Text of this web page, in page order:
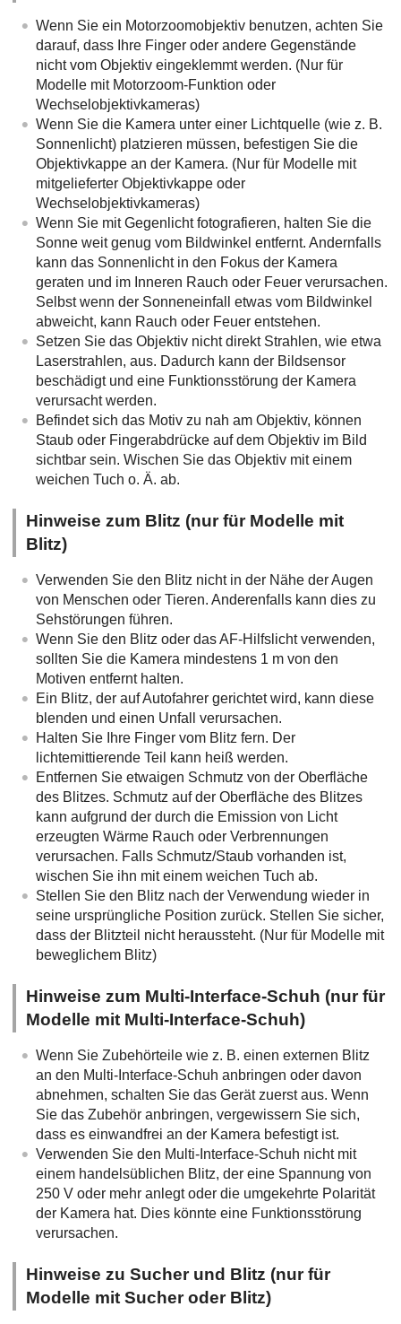
Wenn Sie ein Motorzoomobjektiv benutzen, achten Sie
darauf, dass Ihre Finger oder andere Gegenstände
nicht vom Objektiv eingeklemmt werden. (Nur für
Modelle mit Motorzoom-Funktion oder
Wechselobjektivkameras)
Wenn Sie die Kamera unter einer Lichtquelle (wie z. B.
Sonnenlicht) platzieren müssen, befestigen Sie die
Objektivkappe an der Kamera. (Nur für Modelle mit
mitgelieferter Objektivkappe oder
Wechselobjektivkameras)
Wenn Sie mit Gegenlicht fotografieren, halten Sie die
Sonne weit genug vom Bildwinkel entfernt. Andernfalls
kann das Sonnenlicht in den Fokus der Kamera
geraten und im Inneren Rauch oder Feuer verursachen.
Selbst wenn der Sonneneinfall etwas vom Bildwinkel
abweicht, kann Rauch oder Feuer entstehen.
Setzen Sie das Objektiv nicht direkt Strahlen, wie etwa
Laserstrahlen, aus. Dadurch kann der Bildsensor
beschädigt und eine Funktionsstörung der Kamera
verursacht werden.
Befindet sich das Motiv zu nah am Objektiv, können
Staub oder Fingerabdrücke auf dem Objektiv im Bild
sichtbar sein. Wischen Sie das Objektiv mit einem
weichen Tuch o. Ä. ab.
Hinweise zum Blitz (nur für Modelle mit
Blitz)
Verwenden Sie den Blitz nicht in der Nähe der Augen
von Menschen oder Tieren. Anderenfalls kann dies zu
Sehstörungen führen.
Wenn Sie den Blitz oder das AF-Hilfslicht verwenden,
sollten Sie die Kamera mindestens 1 m von den
Motiven entfernt halten.
Ein Blitz, der auf Autofahrer gerichtet wird, kann diese
blenden und einen Unfall verursachen.
Halten Sie Ihre Finger vom Blitz fern. Der
lichtemittierende Teil kann heiß werden.
Entfernen Sie etwaigen Schmutz von der Oberfläche
des Blitzes. Schmutz auf der Oberfläche des Blitzes
kann aufgrund der durch die Emission von Licht
erzeugten Wärme Rauch oder Verbrennungen
verursachen. Falls Schmutz/Staub vorhanden ist,
wischen Sie ihn mit einem weichen Tuch ab.
Stellen Sie den Blitz nach der Verwendung wieder in
seine ursprüngliche Position zurück. Stellen Sie sicher,
dass der Blitzteil nicht heraussteht. (Nur für Modelle mit
beweglichem Blitz)
Hinweise zum Multi-Interface-Schuh (nur für
Modelle mit Multi-Interface-Schuh)
Wenn Sie Zubehörteile wie z. B. einen externen Blitz
an den Multi-Interface-Schuh anbringen oder davon
abnehmen, schalten Sie das Gerät zuerst aus. Wenn
Sie das Zubehör anbringen, vergewissern Sie sich,
dass es einwandfrei an der Kamera befestigt ist.
Verwenden Sie den Multi-Interface-Schuh nicht mit
einem handelsüblichen Blitz, der eine Spannung von
250 V oder mehr anlegt oder die umgekehrte Polarität
der Kamera hat. Dies könnte eine Funktionsstörung
verursachen.
Hinweise zu Sucher und Blitz (nur für
Modelle mit Sucher oder Blitz)